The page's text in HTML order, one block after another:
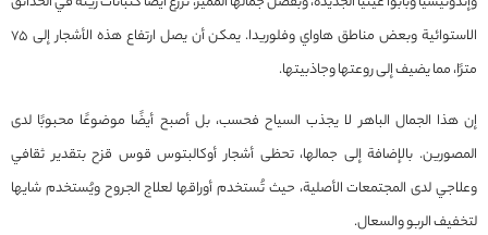
الاستوائية وبعض مناطق هاواي وفلوريدا. يمكن أن يصل ارتفاع هذه الأشجار إلى 75
مترًا، مما يضيف إلى روعتها وجاذبيتها.
إن هذا الجمال الباهر لا يجذب السياح فحسب، بل أصبح أيضًا موضوعًا محبوبًا لدى
المصورين. بالإضافة إلى جمالها، تحظى أشجار أوكالبتوس قوس قزح بتقدير ثقافي
وعلاجي لدى المجتمعات الأصلية، حيث تُستخدم أوراقها لعلاج الجروح ويُستخدم شايها
لتخفيف الربو والسعال.